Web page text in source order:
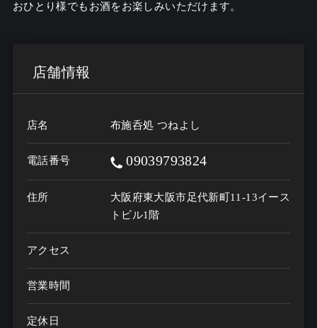
おひとり様でもお酒をお楽しみいただけます。
店舗情報
店名 布施呑処 つねよし
電話番号 09039793824
住所
大阪府東大阪市足代新町11-13イース
トビル1階
アクセス
営業時間
定休日